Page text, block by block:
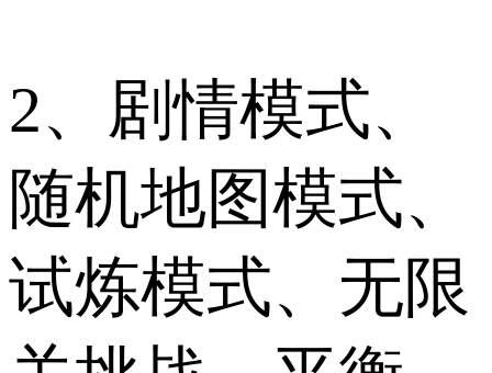
2、剧情模式、
随机地图模式、
试炼模式、无限